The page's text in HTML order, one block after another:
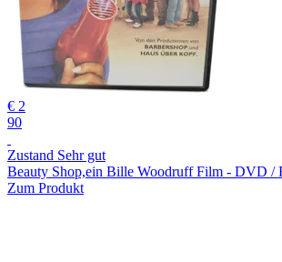
€ 2
90
Zustand Sehr gut
Beauty Shop,ein Bille Woodruff Film - DVD /
Zum Produkt